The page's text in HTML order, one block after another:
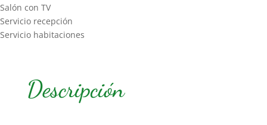
Salón con TV
Servicio recepción
Servicio habitaciones
Descripción